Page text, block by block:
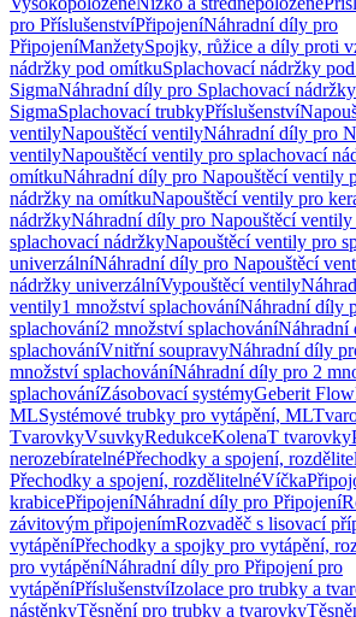
pro PříslušenstvíPřipojeníNáhradní díly pro
PřipojeníManžetySpojky, růžice a díly proti
nádržky pod omítkuSplachovací nádržky
SigmaNáhradní díly pro Splachovací
SigmaSplachovací trubkyPříslušenství
ventilyNapouštěcí ventilyNáhradní díly pro
ventilyNapouštěcí ventily pro splachovací
omítkuNáhradní díly pro Napouštěcí ventily
nádržky na omítkuNapouštěcí ventily pro
nádržkyNáhradní díly pro Napouštěcí
splachovací nádržkyNapouštěcí ventily pro
univerzálníNáhradní díly pro Napouštěcí
nádržky univerzálníVypouštěcí ventily
ventily1 množství splachováníNáhradní díly
splachování2 množství splachováníNáhradní
splachováníVnitřní soupravyNáhradní díly
množství splachováníNáhradní díly pro 2
splachováníZásobovací systémyGeberit
MLSystémové trubky pro vytápění, ML
TvarovkyVsuvkyRedukceKolenaT tvarovky
nerozebíratelnéPřechodky a spojení,
Přechodky a spojení, rozdělitelnéVíčka
krabicePřipojeníNáhradní díly pro Připojení
závitovým připojenímRozvaděč s lisovací
vytápěníPřechodky a spojky pro vytápění,
pro vytápěníNáhradní díly pro Připojení pro
vytápěníPříslušenstvíIzolace pro trubky a
nástěnkyTěsnění pro trubky a tvarovky